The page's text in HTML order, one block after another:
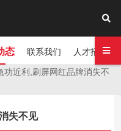
态 联系我们 人才招聘
功近利,刷屏网红品牌消失不
失不见